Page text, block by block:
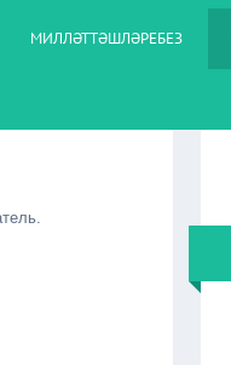
МИЛЛӘТТӘШЛӘРЕБЕЗ